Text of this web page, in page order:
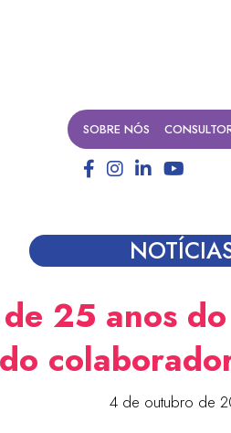
SOBRE NÓS
25 anos
4 de outubro de